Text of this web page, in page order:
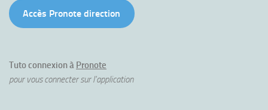
Accès Pronote direction
Tuto connexion à Pronote
pour vous connecter sur l'application